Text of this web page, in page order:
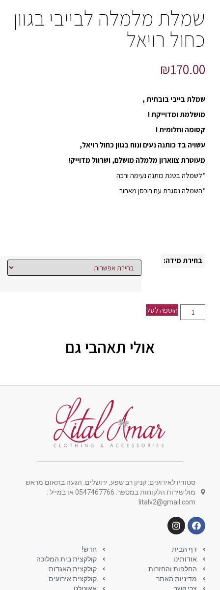
שמלת מלמלה לבייבי בגוון
כחול רויאל
₪170.00
שמלת בייבי בובתית ,
מושלמת ומדוייקת !
קסומה וחלומית !
עשויה בד כותנה נעים ונוח בגוון כחול רויאל,
מעוטרת צווארון מלמלה מושלם, ושרוול מדוייק!
*לשמלה בטנת כותנה נעימה ורכה
*השמלה נסגרת עם רוכסן מאחור
בחירת מידה:
הוספה לסל
אולי תאהבי גם
סטודיו לאירועים: קניון רב שפע, ירושלים. הגעה בתאום מראש
מול שירות הלקוחות במספר: 0547467766 או במייל :
litalv2@gmail.com
דף הבית
אודותינו
החלפות והחזרות
מדיניות האתר
חדש!
קולקצית בית המלוכה
קולקצית האגדות
קולקצית אירועים